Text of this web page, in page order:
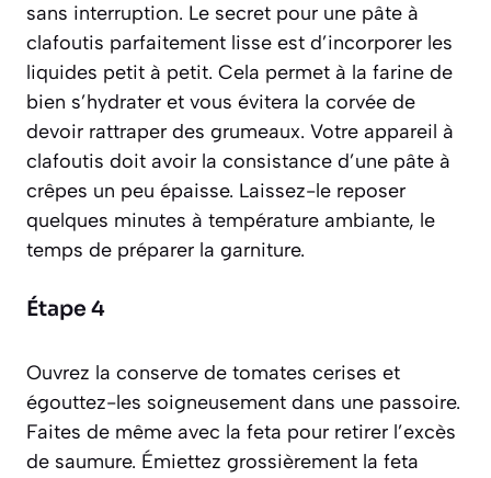
sans interruption. Le secret pour une pâte à
clafoutis parfaitement lisse est d’incorporer les
liquides petit à petit. Cela permet à la farine de
bien s’hydrater et vous évitera la corvée de
devoir rattraper des grumeaux. Votre appareil à
clafoutis doit avoir la consistance d’une pâte à
crêpes un peu épaisse. Laissez-le reposer
quelques minutes à température ambiante, le
temps de préparer la garniture.
Étape 4
Ouvrez la conserve de tomates cerises et
égouttez-les soigneusement dans une passoire.
Faites de même avec la feta pour retirer l’excès
de saumure. Émiettez grossièrement la feta